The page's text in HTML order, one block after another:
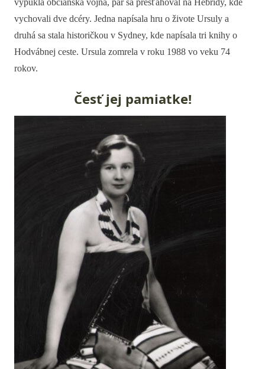
vypukla občianska vojna, pár sa presťahoval na Hebridy, kde
vychovali dve dcéry. Jedna napísala hru o živote Ursuly a
druhá sa stala historičkou v Sydney, kde napísala tri knihy o
Hodvábnej ceste. Ursula zomrela v roku 1988 vo veku 74
rokov.
Česť jej pamiatke!